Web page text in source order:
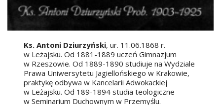
Ks. Antoni Dziurzyński, ur. 11.06.1868 r.
w Leżajsku. Od 1881-1889 uczeń Gimnazjum
w Rzeszowie. Od 1889-1890 studiuje na Wydziale
Prawa Uniwersytetu Jagiellońskiego w Krakowie,
praktykę odbywa w Kancelarii Adwokackiej
w Leżajsku. Od 189-1894 studia teologiczne
w Seminarium Duchownym w Przemyślu.